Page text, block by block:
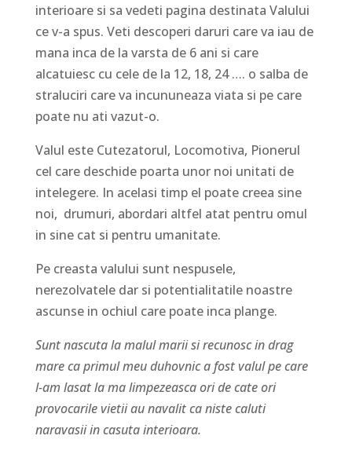
interioare si sa vedeti pagina destinata Valului
ce v-a spus. Veti descoperi daruri care va iau de
mana inca de la varsta de 6 ani si care
alcatuiesc cu cele de la 12, 18, 24 …. o salba de
straluciri care va incununeaza viata si pe care
poate nu ati vazut-o.
Valul este Cutezatorul, Locomotiva, Pionerul
cel care deschide poarta unor noi unitati de
intelegere. In acelasi timp el poate creea sine
noi, drumuri, abordari altfel atat pentru omul
in sine cat si pentru umanitate.
Pe creasta valului sunt nespusele,
nerezolvatele dar si potentialitatile noastre
ascunse in ochiul care poate inca plange.
Sunt nascuta la malul marii si recunosc in drag
mare ca primul meu duhovnic a fost valul pe care
l-am lasat la ma limpezeasca ori de cate ori
provocarile vietii au navalit ca niste caluti
naravasii in casuta interioara.